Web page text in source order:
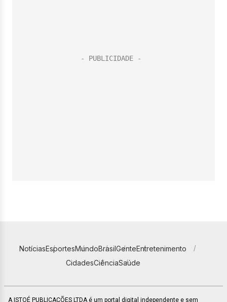
NotíciasEsportesMundoBrasilGenteEntretenimento
CidadesCiênciaSaúde
A ISTOÉ PUBLICAÇÕES LTDA é um portal digital independente e sem